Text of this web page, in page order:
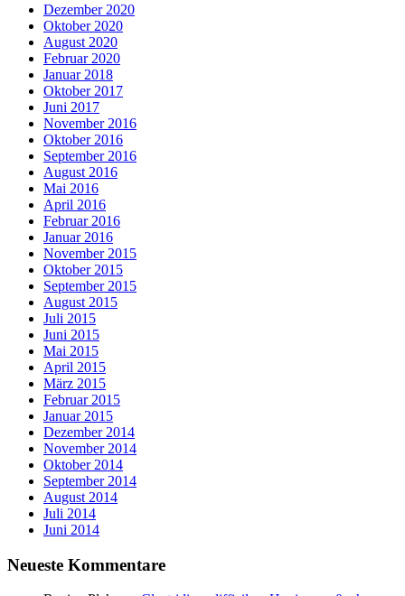
Dezember 2020
Oktober 2020
August 2020
Februar 2020
Januar 2018
Oktober 2017
Juni 2017
November 2016
Oktober 2016
September 2016
August 2016
Mai 2016
April 2016
Februar 2016
Januar 2016
November 2015
Oktober 2015
September 2015
August 2015
Juli 2015
Juni 2015
Mai 2015
April 2015
März 2015
Februar 2015
Januar 2015
Dezember 2014
November 2014
Oktober 2014
September 2014
August 2014
Juli 2014
Juni 2014
Neueste Kommentare